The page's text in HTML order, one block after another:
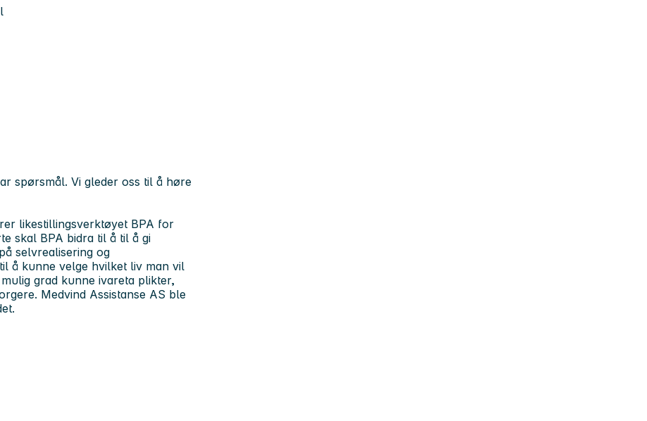
spørsmål. Vi gleder oss til å høre
likestillingsverktøyet BPA for
skal BPA bidra til å til å gi
selvrealisering og
å kunne velge hvilket liv man vil
grad kunne ivareta plikter,
Medvind Assistanse AS ble